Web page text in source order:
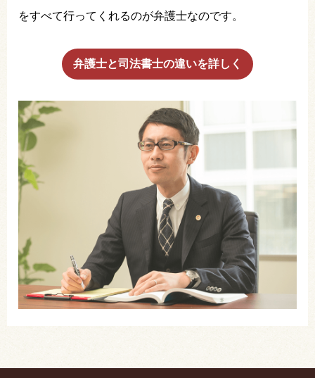
をすべて行ってくれるのが弁護士なのです。
弁護士と司法書士の違いを詳しく